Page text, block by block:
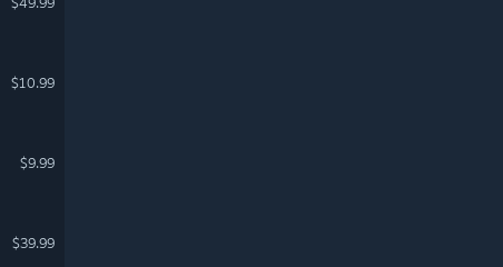
$10.99
$9.99
$39.99